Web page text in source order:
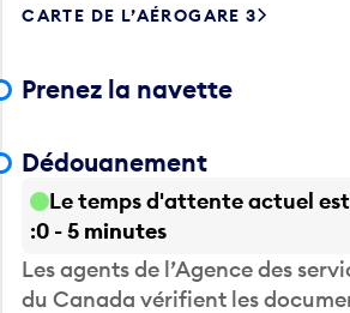
CARTE DE L’AÉROGARE 3
Prenez la navette
Dédouanement
Le temps d'attente actuel
0 - 5 minutes
Les agents de l’Agence des
du Canada vérifient les